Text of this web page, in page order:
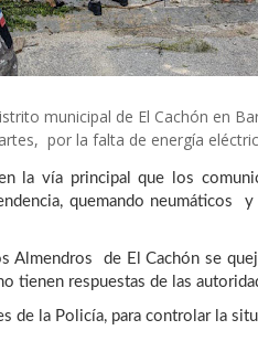
municipal de El Cachón en
por la falta de energía
la vía principal que los
quemando neumáticos y
Almendros de El Cachón se
tienen respuestas de las
de la Policía, para controlar la